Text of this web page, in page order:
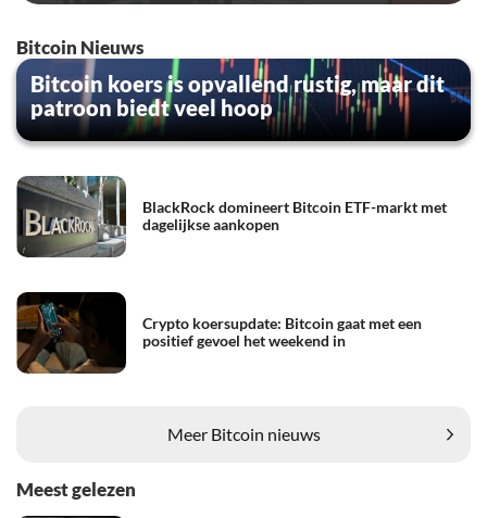
Bitcoin Nieuws
Bitcoin koers is opvallend rustig, maar dit
patroon biedt veel hoop
BlackRock domineert Bitcoin ETF-markt met
dagelijkse aankopen
Crypto koersupdate: Bitcoin gaat met een
positief gevoel het weekend in
Meer Bitcoin nieuws
Meest gelezen